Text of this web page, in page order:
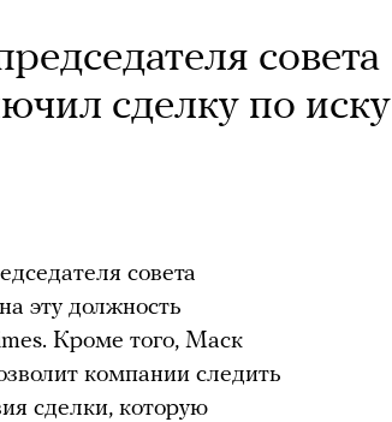
совета
сделку по иску
совета
эту должность
Кроме того, Маск
компании следить
сделки, которую